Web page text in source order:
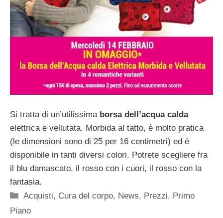
Si tratta di un’utilissima borsa dell’acqua calda
elettrica e vellutata. Morbida al tatto, è molto pratica
(le dimensioni sono di 25 per 16 centimetri) ed è
disponibile in tanti diversi colori. Potrete scegliere fra
il blu damascato, il rosso con i cuori, il rosso con la
fantasia.
Categorie
Acquisti, Cura del corpo, News, Prezzi, Primo
Piano